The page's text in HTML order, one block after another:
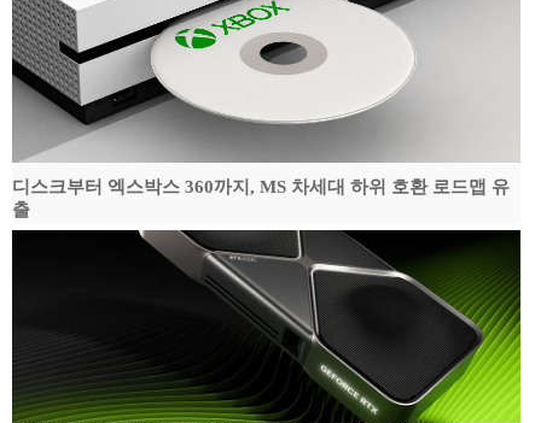
디스크부터 엑스박스 360까지, MS 차세대 하위 호환 로드맵 유
출